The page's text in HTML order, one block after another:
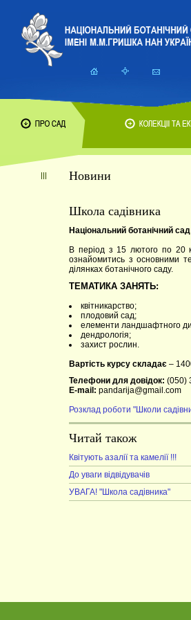
Новини
Школа садівника
Національний ботанічний
В період з 15 лютого по 20
ознайомитись з основними
ділянках ботанічного саду.
ТЕМАТИКА ЗАНЯТЬ:
квітникарство;
плодовий сад;
елементи ландшафтного
дендрологія;
захист рослин.
Вартість курсу складає –
Телефони для довідок: (050)
E-mail: pandarija@gmail.com
Розклад роботи "Школи
Читай також
Квітують азалії та камелії !!!
До уваги відвідувачів
УВАГА! "Школа садівника"